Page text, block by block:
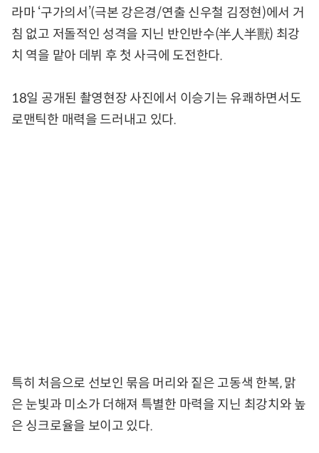
라마 ‘구가의서’(극본 강은경/연출 신우철 김정현)에서 거
침 없고 저돌적인 성격을 지닌 반인반수(半人半獸) 최강
치 역을 맡아 데뷔 후 첫 사극에 도전한다.
18일 공개된 촬영현장 사진에서 이승기는 유쾌하면서도
로맨틱한 매력을 드러내고 있다.
특히 처음으로 선보인 묶음 머리와 짙은 고동색 한복, 맑
은 눈빛과 미소가 더해져 특별한 마력을 지닌 최강치와 높
은 싱크로율을 보이고 있다.